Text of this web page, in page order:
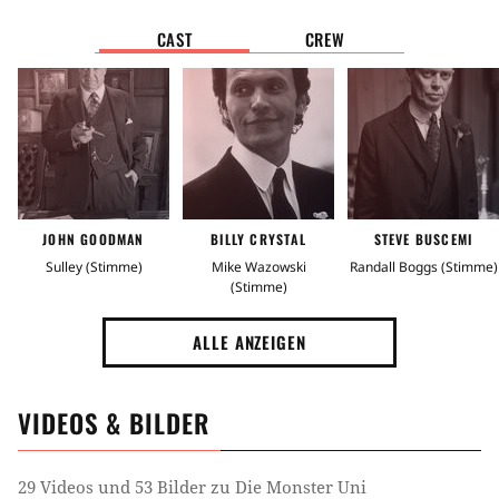
Familienfilm Jugendfilm Kinderfilm
Stimmung
Gruselig Witzig Spannend
Gutgelaunt
Prequel
Handlung
Universität Wahre Freundschaft
CAST CREW
JOHN GOODMAN
Sulley (Stimme)
BILLY CRYSTAL
Mike Wazowski
(Stimme)
STEVE BUSCEMI
Randall Boggs (Stimme)
ALLE ANZEIGEN
VIDEOS & BILDER
29 Videos und 53 Bilder zu Die Monster Uni